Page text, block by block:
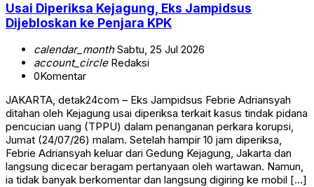
Usai Diperiksa Kejagung, Eks Jampidsus
Dijebloskan ke Penjara KPK
calendar_monthSabtu, 25 Jul 2026
account_circleRedaksi
0Komentar
JAKARTA, detak24com – Eks Jampidsus Febrie Adriansyah
ditahan oleh Kejagung usai diperiksa terkait kasus tindak pidana
pencucian uang (TPPU) dalam penanganan perkara korupsi,
Jumat (24/07/26) malam. Setelah hampir 10 jam diperiksa,
Febrie Adriansyah keluar dari Gedung Kejagung, Jakarta dan
langsung dicecar beragam pertanyaan oleh wartawan. Namun,
ia tidak banyak berkomentar dan langsung digiring ke mobil […]